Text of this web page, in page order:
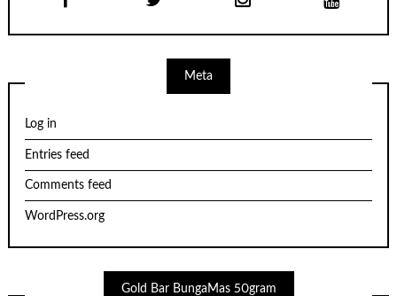
Meta
Log in
Entries feed
Comments feed
WordPress.org
Gold Bar BungaMas 50gram